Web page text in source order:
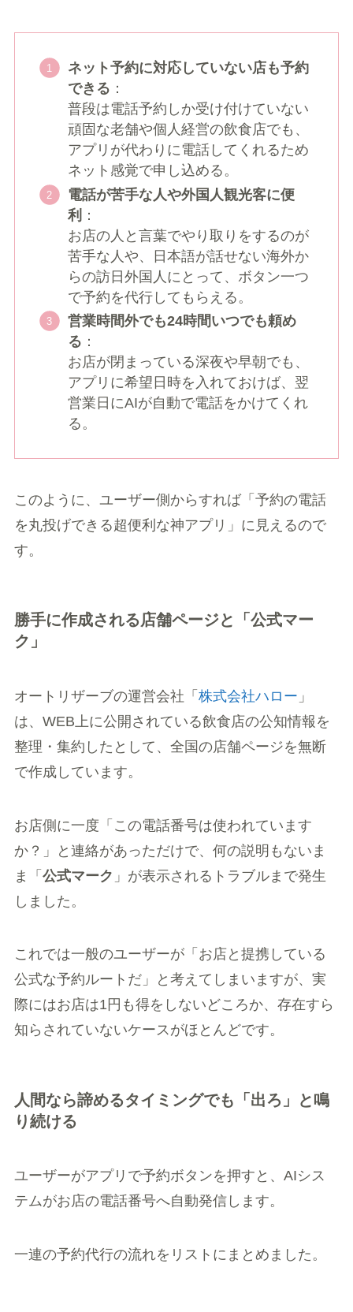
ネット予約に対応していない店も予約
できる ：
普段は電話予約しか受け付けていない
頑固な老舗や個人経営の飲食店でも、
アプリが代わりに電話してくれるため
ネット感覚で申し込める。
電話が苦手な人や外国人観光客に便
利 ：
お店の人と言葉でやり取りをするのが
苦手な人や、日本語が話せない海外か
らの訪日外国人にとって、ボタン一つ
で予約を代行してもらえる。
営業時間外でも24時間いつでも頼め
る ：
お店が閉まっている深夜や早朝でも、
アプリに希望日時を入れておけば、翌
営業日にAIが自動で電話をかけてくれ
る。
このように、ユーザー側からすれば「予約の電話
を丸投げできる超便利な神アプリ」に見えるので
す。
勝手に作成される店舗ページと「公式マー
ク」
オートリザーブの運営会社「 株式会社ハロー 」
は、WEB上に公開されている飲食店の公知情報を
整理・集約したとして、全国の店舗ページを無断
で作成しています。
お店側に一度「この電話番号は使われています
か？」と連絡があっただけで、何の説明もないま
ま「 公式マーク 」が表示されるトラブルまで発生
しました。
これでは一般のユーザーが「お店と提携している
公式な予約ルートだ」と考えてしまいますが、実
際にはお店は1円も得をしないどころか、存在すら
知らされていないケースがほとんどです。
人間なら諦めるタイミングでも「出ろ」と鳴
り続ける
ユーザーがアプリで予約ボタンを押すと、AIシス
テムがお店の電話番号へ自動発信します。
一連の予約代行の流れをリストにまとめました。